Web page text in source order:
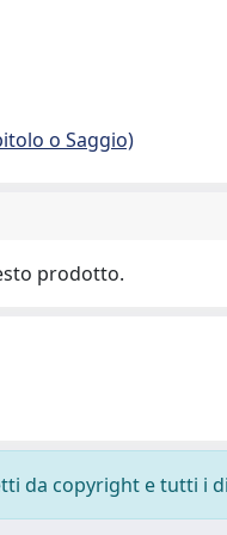
o Saggio)
prodotto.
da copyright e tutti i